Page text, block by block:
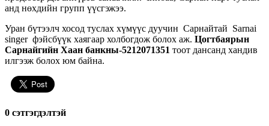
анд нөхдийн групп үүсгэжээ.
Уран бүтээлч хосод туслах хүмүүс дуучин Сарнайтай Sarnai
singer фэйсбүүк хаягаар холбогдож болох аж. Цогтбаярын
Сарнайгийн Хаан банкны-5212071351 тоот дансанд хандив
илгээж болох юм байна.
0 cэтгэгдэлтэй